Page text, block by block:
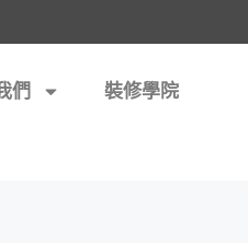
們 裝修學院